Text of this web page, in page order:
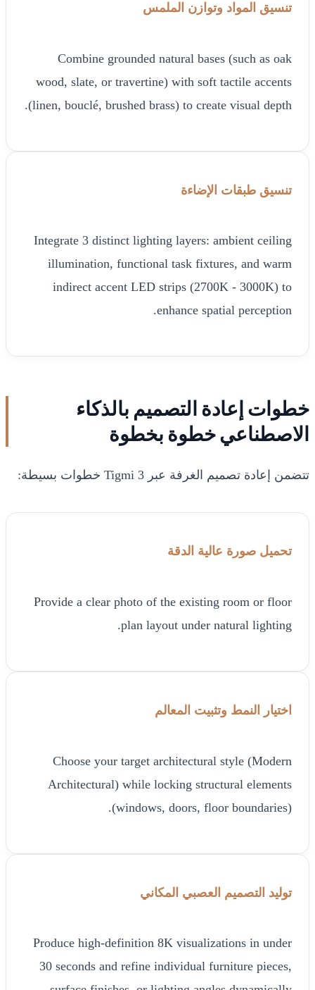
تنسيق المواد وتوازن الملمس
Combine grounded natural bases (such as oak
wood, slate, or travertine) with soft tactile accents
(linen, bouclé, brushed brass) to create visual depth.
تنسيق طبقات الإضاءة
Integrate 3 distinct lighting layers: ambient ceiling
illumination, functional task fixtures, and warm
indirect accent LED strips (2700K - 3000K) to
enhance spatial perception.
خطوات إعادة التصميم بالذكاء
الاصطناعي خطوة بخطوة
تتضمن إعادة تصميم الغرفة عبر Tigmi 3 خطوات بسيطة:
تحميل صورة عالية الدقة
Provide a clear photo of the existing room or floor
plan layout under natural lighting.
اختيار النمط وتثبيت المعالم
Choose your target architectural style (Modern
Architectural) while locking structural elements
(windows, doors, floor boundaries).
توليد التصميم العصبي المكاني
Produce high-definition 8K visualizations in under
30 seconds and refine individual furniture pieces,